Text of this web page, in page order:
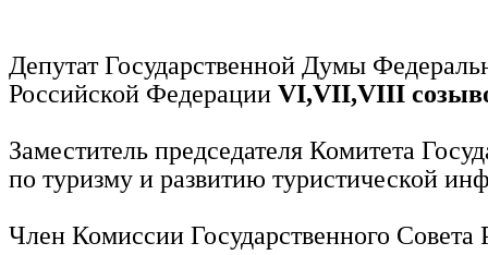
Депутат Государственной Думы
Российской Федерации VI,VII,VIII
Заместитель председателя Комитета
по туризму и развитию туристической
Член Комиссии Государственного